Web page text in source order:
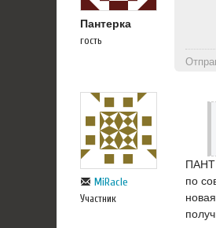
Пантерка
гость
MiRacle
Участник
по